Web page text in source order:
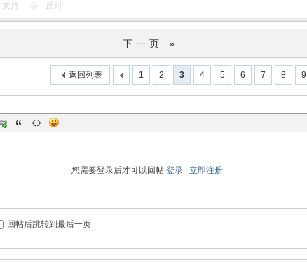
支持 反对
下一页 »
1 2 3 4 5 6 7 8 9
返回列表
您需要登录后才可以回帖 登录| 立即注册
回帖后跳转到最后一页